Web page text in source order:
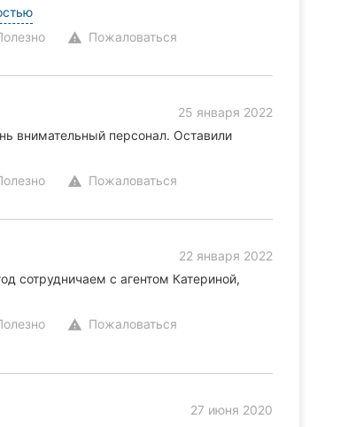
warning Пожаловаться
25 января 2022
внимательный персонал. Оставили
warning Пожаловаться
22 января 2022
сотрудничаем с агентом Катериной,
warning Пожаловаться
27 июня 2020